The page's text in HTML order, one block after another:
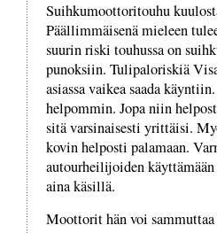
Suihkumoottoritouhu
Päällimmäisenä mieleen
suurin riski touhussa on
punoksiin. Tulipaloriskiä
asiassa vaikea saada
helpommin. Jopa niin
sitä varsinaisesti yrittäisi.
kovin helposti palamaan.
autourheilijoiden
aina käsillä.
Moottorit hän voi sammuttaa